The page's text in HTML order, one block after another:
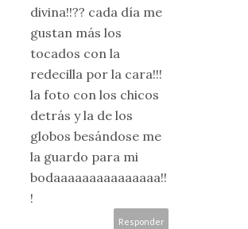
divina!!?? cada día me
gustan más los
tocados con la
redecilla por la cara!!!
la foto con los chicos
detrás y la de los
globos besándose me
la guardo para mi
bodaaaaaaaaaaaaaaa!!
!
Responder